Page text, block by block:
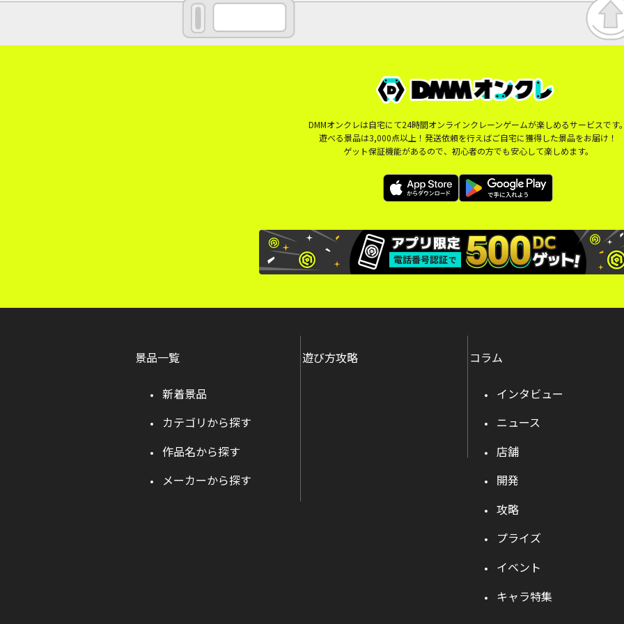
DMMオンクレは自宅にて24時間オンラインクレーンゲームが楽しめるサービスです
遊べる景品は3,000点以上！発送依頼を行えばご自宅に獲得した景品をお届け！
ゲット保証機能があるので、初心者の方でも安心して楽しめます。
景品一覧
新着景品
カテゴリから探す
作品名から探す
メーカーから探す
遊び方攻略 コラム
インタビュー
ニュース
店舗
開発
攻略
プライズ
イベント
キャラ特集